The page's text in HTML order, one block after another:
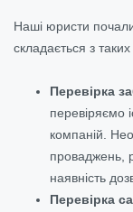
Наші юристи
складається з таких
Перевірка
перевіряємо
компаній.
проваджень,
наявність
Перевірка